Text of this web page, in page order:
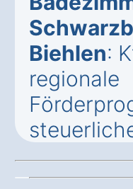
Biehlen:
regionale